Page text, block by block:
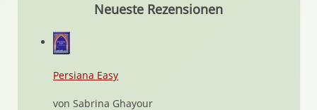
Neueste Rezensionen
Persiana Easy
von Sabrina Ghayour